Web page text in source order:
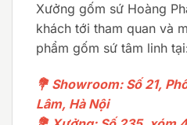
Xưởng gốm sứ Hoàng
khách tới tham quan và
phẩm gốm sứ tâm linh
💐 Showroom: Số 21,
Lâm, Hà Nội